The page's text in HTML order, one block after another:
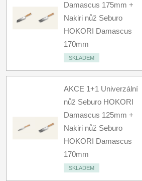
Damascus 175mm +
Nakiri nůž Seburo
HOKORI Damascus
170mm
SKLADEM
AKCE 1+1 Univerzální
nůž Seburo HOKORI
Damascus 125mm +
Nakiri nůž Seburo
HOKORI Damascus
170mm
SKLADEM